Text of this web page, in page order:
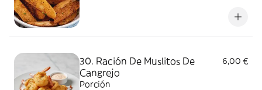
30. Ración De Muslitos De
Cangrejo
6,00 €
Porción